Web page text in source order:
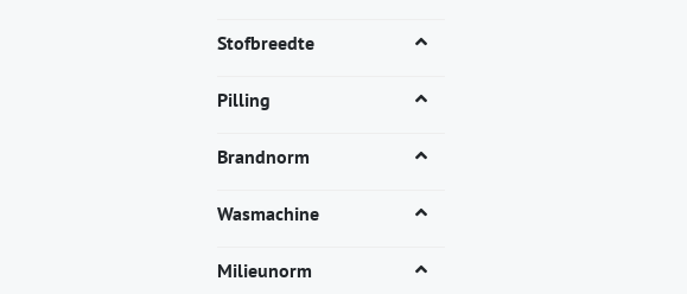
Stofbreedte
Pilling
Brandnorm
Wasmachine
Milieunorm